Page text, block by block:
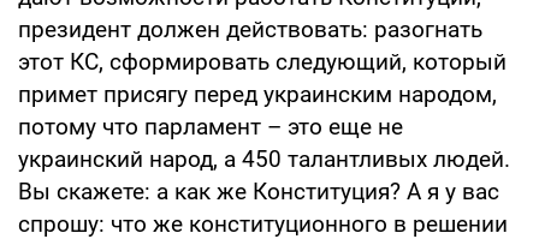
президент должен действовать: разогнать
этот КС, сформировать следующий, который
примет присягу перед украинским народом,
потому что парламент – это еще не
украинский народ, а 450 талантливых людей.
Вы скажете: а как же Конституция? А я у вас
спрошу: что же конституционного в решении